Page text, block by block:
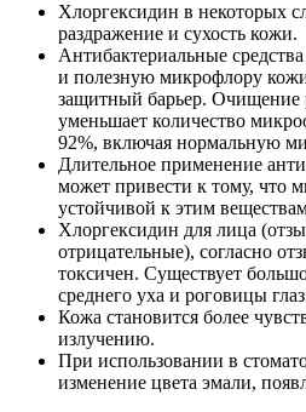
Хлоргексидин в некоторых
раздражение и сухость кожи.
Антибактериальные
и полезную микрофлору
защитный барьер. Очищение
уменьшает количество
92%, включая нормальную
Длительное применение
может привести к тому, что
устойчивой к этим
Хлоргексидин для лица
отрицательные), согласно
токсичен. Существует
среднего уха и роговицы
Кожа становится более
излучению.
При использовании в
изменение цвета эмали,